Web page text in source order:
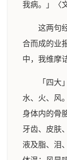
我病。」〈
这两句
合而成的业
中，我维摩
「四大
水、火、风
身体内的骨
牙齿、皮肤
液及脂、泪